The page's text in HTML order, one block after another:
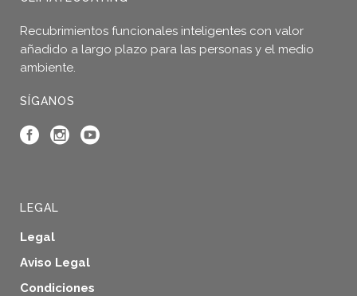
Recubrimientos funcionales inteligentes con valor
añadido a largo plazo para las personas y el medio
ambiente.
SÍGANOS
LEGAL
Legal
Aviso Legal
Condiciones